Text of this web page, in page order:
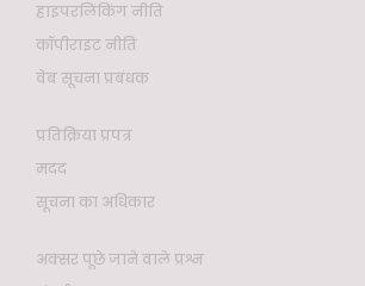
हाइपरलिंकिंग नीति
कॉपीराइट नीति
वेब सूचना प्रबंधक
प्रतिक्रिया प्रपत्र
मदद
सूचना का अधिकार
अक्सर पूछे जाने वाले प्रश्न